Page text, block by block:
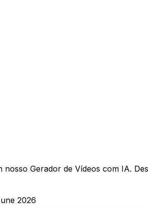
Gerador de Vídeos com IA.
2026